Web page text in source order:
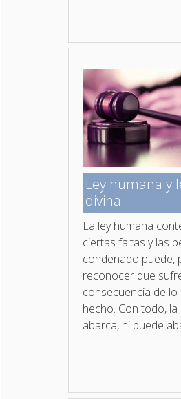
Ley humana y
divina
La ley humana
ciertas faltas y las
condenado puede,
reconocer que
consecuencia de lo
hecho. Con todo, la
abarca, ni puede